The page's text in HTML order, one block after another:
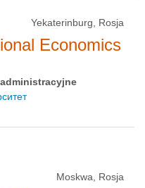
Yekaterinburg, Rosja
Economics
Moskwa, Rosja